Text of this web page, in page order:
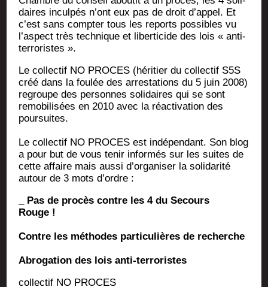
daires incul­pés n’ont eux pas de droit d’appel. Et
c’est sans comp­ter tous les reports pos­sibles vu
l’aspect très tech­nique et liber­ti­cide des lois « anti-
terroristes ».
Le col­lec­tif NO PROCES (héri­tier du col­lec­tif S5S
créé dans la fou­lée des arres­ta­tions du 5 juin 2008)
regroupe des per­sonnes soli­daires qui se sont
remo­bi­li­sées en 2010 avec la réac­ti­va­tion des
poursuites.
Le col­lec­tif NO PROCES est indé­pen­dant. Son blog
a pour but de vous tenir infor­més sur les suites de
cette affaire mais aus­si d’organiser la soli­da­ri­té
autour de 3 mots d’ordre :
_ Pas de pro­cès contre les 4 du Secours
Rouge !
Contre les méthodes par­ti­cu­lières de recherche
Abro­ga­tion des lois anti-terroristes
col­lec­tif NO PROCES